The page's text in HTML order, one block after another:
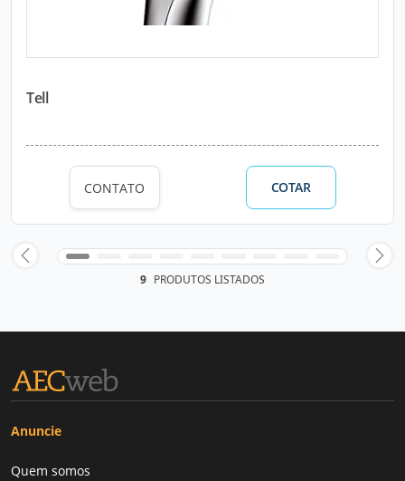
Tell
CONTATO COTAR
9 PRODUTOS LISTADOS
Anuncie
Quem somos